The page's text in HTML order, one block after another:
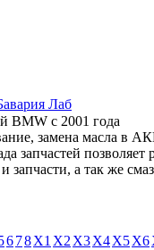
BMW с 2001 года
замена масла в
запчастей
запчасти, а так же
678X1 X2 X3X4X5X6